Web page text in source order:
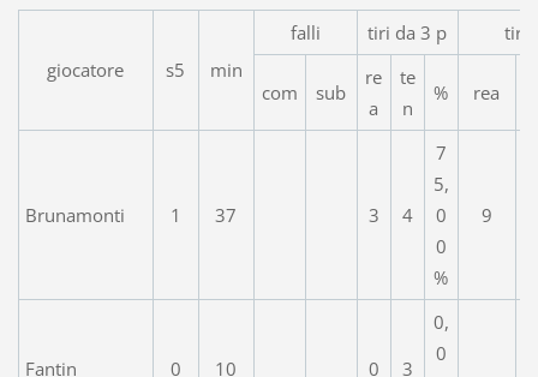
giocatore s5 min
falli tiri da 3 p tiri
com sub
re
a
te
n
% rea
Brunamonti 1 37 3 4
7
5,
0
0
%
9
Fantin 0 10 0 3
0,
0